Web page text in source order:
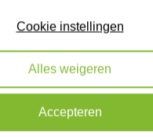
verstrekt vallen onder onsprivacy
Cookie instellingen
Alles weigeren
Accepteren